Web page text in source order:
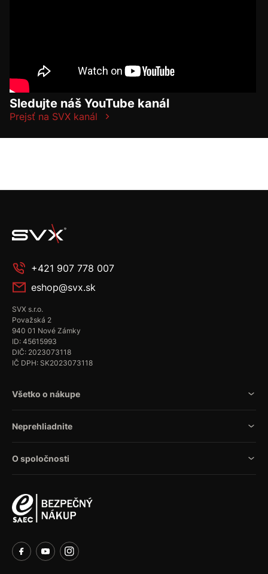
Sledujte náš YouTube kanál
Prejsť na SVX kanál
+421 907 778 007
eshop@svx.sk
SVX s.r.o.
Považská 2
940 01 Nové Zámky
ID: 45615993
DIČ: 2023073118
IČ DPH: SK2023073118
Všetko o nákupe
Neprehliadnite
O spoločnosti